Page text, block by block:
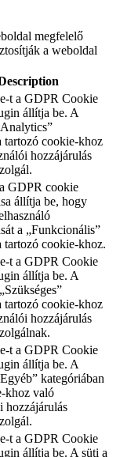
megfelelő
a weboldal
t a GDPR Cookie
állítja be. A
tartozó cookie-khoz
hozzájárulás
GDPR cookie
állítja be, hogy
a „Funkcionális”
tartozó cookie-khoz.
t a GDPR Cookie
állítja be. A
tartozó cookie-khoz
hozzájárulás
t a GDPR Cookie
állítja be. A
kategóriában
khoz való
hozzájárulás
t a GDPR Cookie
állítja be. A süti a